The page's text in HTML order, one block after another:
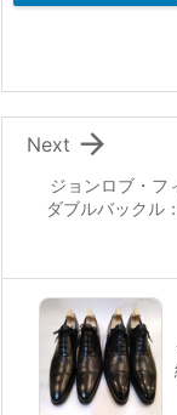
ジョンロブ・フ
ダブルバックル

Next